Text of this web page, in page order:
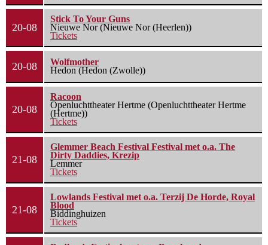
20-08
Stick To Your Guns
Nieuwe Nor (Nieuwe Nor (Heerlen))
Tickets
20-08
Wolfmother
Hedon (Hedon (Zwolle))
20-08
Racoon
Openluchttheater Hertme (Openluchttheater Hertme
(Hertme))
Tickets
21-08
Glemmer Beach Festival Festival met o.a. The
Dirty Daddies, Krezip
Lemmer
Tickets
21-08
Lowlands Festival met o.a. Terzij De Horde, Royal
Blood
Biddinghuizen
Tickets